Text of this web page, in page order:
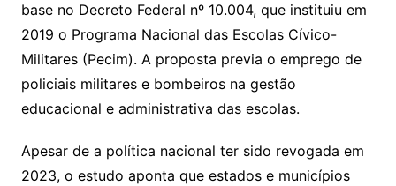
base no Decreto Federal nº 10.004, que instituiu em
2019 o Programa Nacional das Escolas Cívico-
Militares (Pecim). A proposta previa o emprego de
policiais militares e bombeiros na gestão
educacional e administrativa das escolas.
Apesar de a política nacional ter sido revogada em
2023, o estudo aponta que estados e municípios